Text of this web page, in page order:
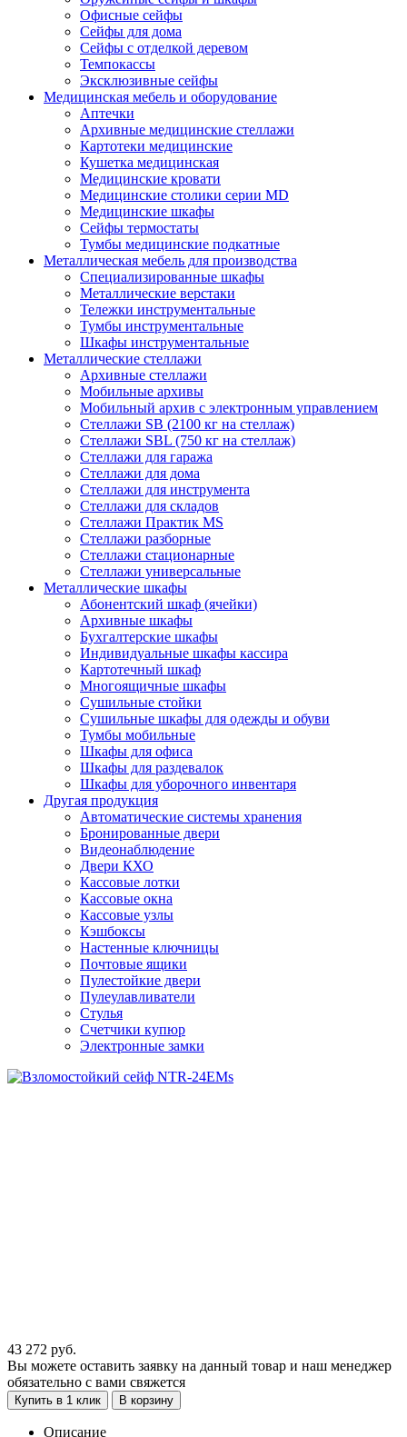
Офисные сейфы
Сейфы для дома
Сейфы с отделкой деревом
Темпокассы
Эксклюзивные сейфы
Медицинская мебель и оборудование
Аптечки
Архивные медицинские стеллажи
Картотеки медицинские
Кушетка медицинская
Медицинские кровати
Медицинские столики серии MD
Медицинские шкафы
Сейфы термостаты
Тумбы медицинские подкатные
Металлическая мебель для производства
Cпециализированные шкафы
Металлические верстаки
Тележки инструментальные
Тумбы инструментальные
Шкафы инструментальные
Металлические стеллажи
Архивные стеллажи
Мобильные архивы
Мобильный архив с электронным управлением
Стеллажи SB (2100 кг на стеллаж)
Стеллажи SBL (750 кг на стеллаж)
Стеллажи для гаража
Стеллажи для дома
Стеллажи для инструмента
Стеллажи для складов
Стеллажи Практик MS
Стеллажи разборные
Стеллажи стационарные
Стеллажи универсальные
Металлические шкафы
Абонентский шкаф (ячейки)
Архивные шкафы
Бухгалтерские шкафы
Индивидуальные шкафы кассира
Картотечный шкаф
Многоящичные шкафы
Сушильные стойки
Сушильные шкафы для одежды и обуви
Тумбы мобильные
Шкафы для офиса
Шкафы для раздевалок
Шкафы для уборочного инвентаря
Другая продукция
Автоматические системы хранения
Бронированные двери
Видеонаблюдение
Двери КХО
Кассовые лотки
Кассовые окна
Кассовые узлы
Кэшбоксы
Настенные ключницы
Почтовые ящики
Пулестойкие двери
Пулеулавливатели
Стулья
Счетчики купюр
Электронные замки
43 272 руб.
Вы можете оставить заявку на данный товар и наш менеджер
обязательно с вами свяжется
Купить в 1 клик В корзину
Описание